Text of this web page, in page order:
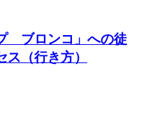
ブロンコ」への徒
（行き方）